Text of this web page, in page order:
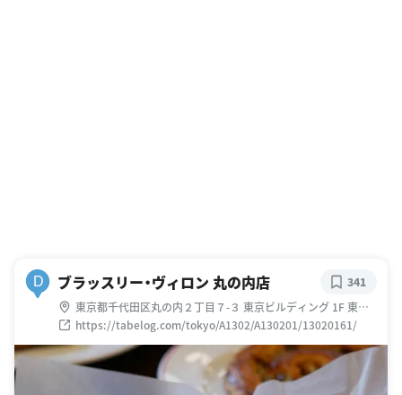
D ブラッスリー・ヴィロン 丸の内店
東京都千代田区丸の内２丁目７-３ 東京ビルディング 1F 東京
ビル
https://tabelog.com/tokyo/A1302/A130201/13020161/
341